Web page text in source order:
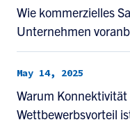
Wie kommerzielles
Unternehmen
May 14, 2025
Warum
Wettbewerbsvorteil